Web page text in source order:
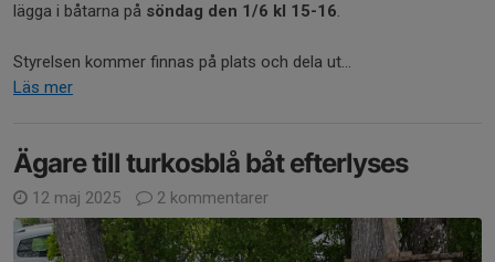
lägga i båtarna på söndag den 1/6 kl 15-16.
Styrelsen kommer finnas på plats och dela ut...
Läs mer
Ägare till turkosblå båt efterlyses
12 maj 2025 2 kommentarer